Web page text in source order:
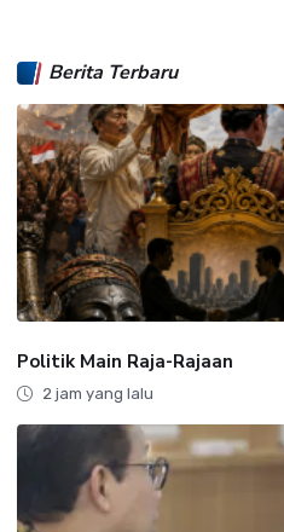
Berita Terbaru
Politik Main Raja-Rajaan
2 jam yang lalu